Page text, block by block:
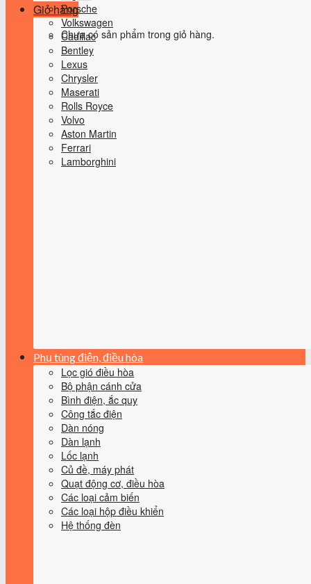
Giỏ hàng
Chưa có sản phẩm trong giỏ hàng.
Porsche
Volkswagen
Cadillac
Bentley
Lexus
Chrysler
Maserati
Rolls Royce
Volvo
Aston Martin
Ferrari
Lamborghini
Phụ tùng điện, điều hòa
Lọc gió điều hòa
Bộ phận cánh cửa
Bình điện, ắc quy
Công tắc điện
Dàn nóng
Dàn lạnh
Lốc lạnh
Củ đề, máy phát
Quạt động cơ, điều hòa
Các loại cảm biến
Các loại hộp điều khiển
Hệ thống đèn